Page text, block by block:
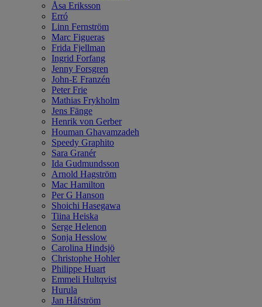
Åsa Eriksson
Erró
Linn Fernström
Marc Figueras
Frida Fjellman
Ingrid Forfang
Jenny Forsgren
John-E Franzén
Peter Frie
Mathias Frykholm
Jens Fänge
Henrik von Gerber
Houman Ghavamzadeh
Speedy Graphito
Sara Granér
Ida Gudmundsson
Arnold Hagström
Mac Hamilton
Per G Hanson
Shoichi Hasegawa
Tiina Heiska
Serge Helenon
Sonja Hesslow
Carolina Hindsjö
Christophe Hohler
Philippe Huart
Emmeli Hultqvist
Hurula
Jan Håfström